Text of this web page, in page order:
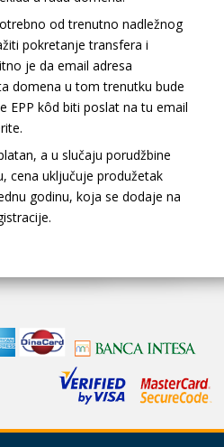
od trenutno nadležnog
pokretanje transfera i
je da email adresa
domena u tom trenutku bude
EPP kôd biti poslat na tu email
a u slučaju porudžbine
cena uključuje produžetak
godinu, koja se dodaje na